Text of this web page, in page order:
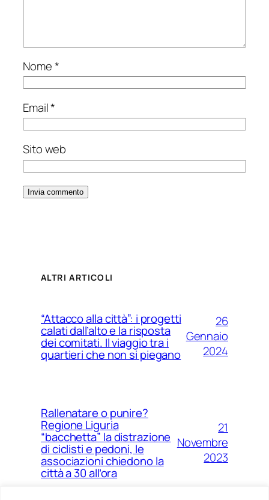
Nome*
Email*
Sito web
ALTRI ARTICOLI
“Attacco alla città”: i progetti
calati dall’alto e la risposta
dei comitati. Il viaggio tra i
quartieri che non si piegano
26
Gennaio
2024
Rallenatare o punire?
Regione Liguria
“bacchetta” la distrazione
di ciclisti e pedoni, le
associazioni chiedono la
città a 30 all’ora
21
Novembre
2023